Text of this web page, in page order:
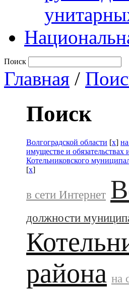
Поиск
Главная /
Поиск
Волгоградской области [x]
имуществе и
Котельниковского
[x]
в сети Интернет
должности
района на